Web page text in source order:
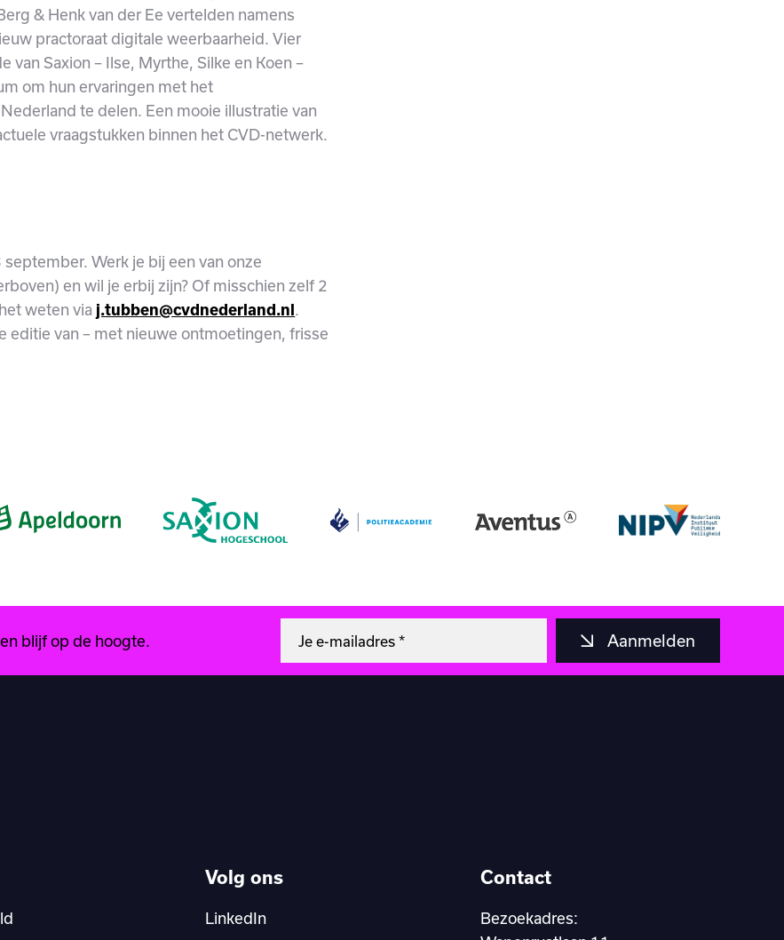
& Henk van der Ee vertelden namens
practoraat digitale weerbaarheid. Vier
Saxion – Ilse, Myrthe, Silke en Koen –
om hun ervaringen met het
te delen. Een mooie illustratie van
vraagstukken binnen het CVD-netwerk.
Werk je bij een van onze
en wil je erbij zijn? Of misschien zelf 2
weten via j.tubben@cvdnederland.nl
editie van – met nieuwe ontmoetingen, frisse
blijf op de hoogte. Aanmelden
Volg ons
LinkedIn
Contact
Bezoekadres: